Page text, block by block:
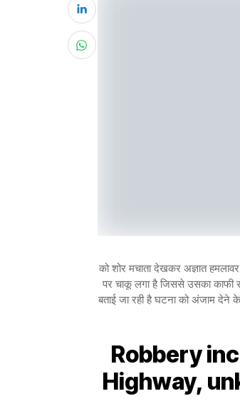
को शोर मचाता देखकर अज्ञात
पर चाकू लगा है जिससे उसका काफी
बताई जा रही है घटना को अंजाम देने के
Robbery
Highway,